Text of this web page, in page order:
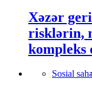
Xəzər
risklərin,
kompleks
Sosial